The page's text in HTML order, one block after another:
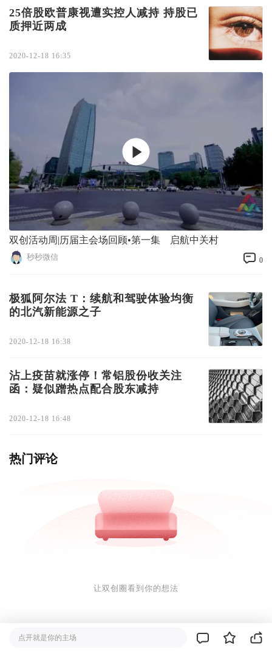
25倍股欧普康视遭实控人减持 持股已
质押近两成
2020-12-18 16:35
双创活动周|历届主会场回顾•第一集 启航中关村
秒秒微信 0
极狐阿尔法 T：续航和驾驶体验均衡
的北汽新能源之子
2020-12-18 16:38
沾上疫苗就涨停！常铝股份收关注
函：疑似蹭热点配合股东减持
2020-12-18 16:48
热门评论
让双创圈看到你的想法
点开就是你的主场